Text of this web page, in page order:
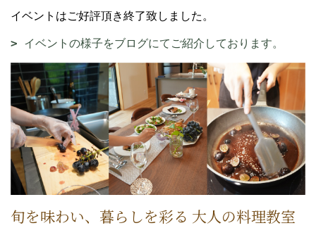
イベントはご好評頂き終了致しました。
イベントの様子をブログにてご紹介しております。
旬を味わい、暮らしを彩る 大人の料理教室